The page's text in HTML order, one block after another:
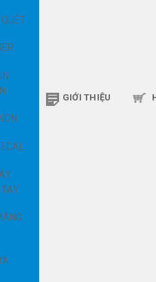
GIỚI THIỆU